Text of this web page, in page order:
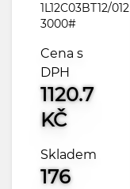
1L12C03BT12/012
3000#
Cena s
DPH
1120.7
KČ
Skladem
176